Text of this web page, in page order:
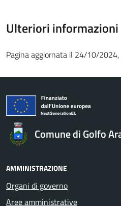
Ulteriori informazioni
Pagina aggiornata il 24/10/
Comune di Golfo
AMMINISTRAZIONE
Organi di governo
Aree amministrative